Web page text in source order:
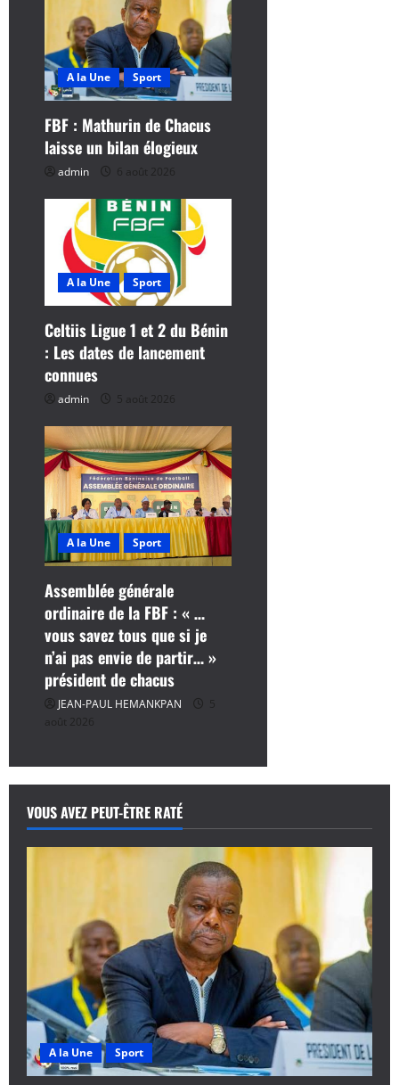
n
d
’
a
c
l
e
A la Une Sport
FBF : Mathurin de Chacus
laisse un bilan élogieux
admin 6 août 2026
A la Une Sport
Celtiis Ligue 1 et 2 du Bénin
: Les dates de lancement
connues
admin 5 août 2026
A la Une Sport
Assemblée générale
ordinaire de la FBF : « …
vous savez tous que si je
n’ai pas envie de partir… »
président de chacus
JEAN-PAUL HEMANKPAN
5
août 2026
VOUS AVEZ PEUT-ÊTRE RATÉ
A la Une Sport